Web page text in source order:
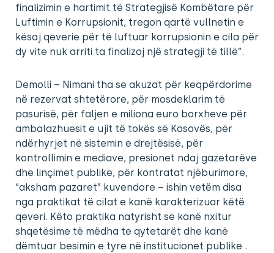
finalizimin e hartimit të Strategjisë Kombëtare për
Luftimin e Korrupsionit, tregon qartë vullnetin e
kësaj qeverie për të luftuar korrupsionin e cila për
dy vite nuk arriti ta finalizoj një strategji të tillë”.
Demolli – Nimani tha se akuzat për keqpërdorime
në rezervat shtetërore, për mosdeklarim të
pasurisë, për faljen e miliona euro borxheve për
ambalazhuesit e ujit të tokës së Kosovës, për
ndërhyrjet në sistemin e drejtësisë, për
kontrollimin e mediave, presionet ndaj gazetarëve
dhe linçimet publike, për kontratat njëburimore,
“aksham pazaret” kuvendore – ishin vetëm disa
nga praktikat të cilat e kanë karakterizuar këtë
qeveri. Këto praktika natyrisht se kanë nxitur
shqetësime të mëdha te qytetarët dhe kanë
dëmtuar besimin e tyre në institucionet publike .